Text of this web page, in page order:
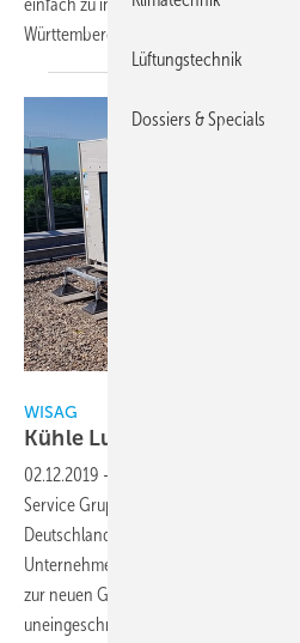
einfach zu installieren ist. Zwei
Württemberg sprechen über die
WISAG
Kühle Luft für GVV-
02.12.2019 -
Service Gruppe, einen der führenden
Deutschlands, mit dem Austausch der
Unternehmenszentrale beauftragt. Der
zur neuen Gerätegeneration war
uneingeschränkten Betrieb der
Lüftungstechnik
Dossiers & Specials